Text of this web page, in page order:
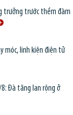
trưởng trước thềm đàm
móc, linh kiện điện tử
Đà tăng lan rộng ở